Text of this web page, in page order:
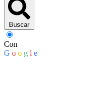
Buscar
Con
G o o g l e